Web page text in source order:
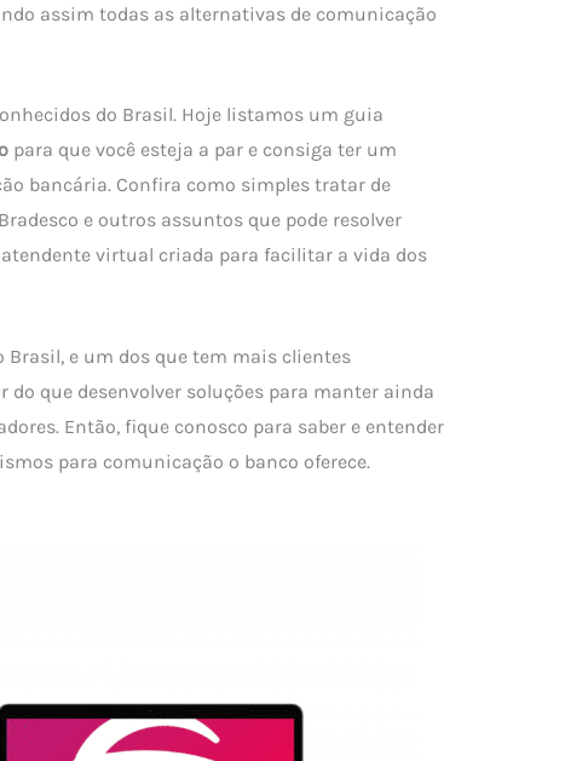
assim todas as alternativas de comunicação
do Brasil. Hoje listamos um guia
para que você esteja a par e consiga ter um
bancária. Confira como simples tratar de
e outros assuntos que pode resolver
virtual criada para facilitar a vida dos
Brasil, e um dos que tem mais clientes
que desenvolver soluções para manter ainda
Então, fique conosco para saber e entender
para comunicação o banco oferece.